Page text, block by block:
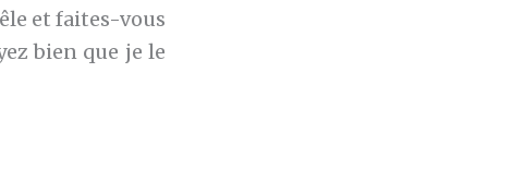
et faites-vous
bien que je le